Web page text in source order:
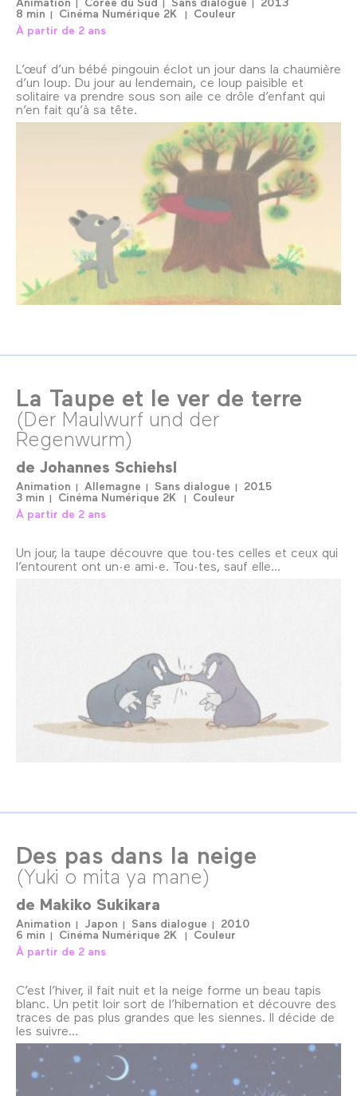
8 min
Cinéma Numérique 2K
Couleur
À partir de 2 ans
L’œuf d’un bébé pingouin éclot un jour dans la chaumière
d’un loup. Du jour au lendemain, ce loup paisible et
solitaire va prendre sous son aile ce drôle d’enfant qui
n’en fait qu’à sa tête.
La Taupe et le ver de terre
(Der Maulwurf und der
Regenwurm)
de Johannes Schiehsl
Animation Allemagne Sans dialogue
2015
3 min
Cinéma Numérique 2K
Couleur
À partir de 2 ans
Un jour, la taupe découvre que tou·tes celles et ceux qui
l’entourent ont un·e ami·e. Tou·tes, sauf elle…
Des pas dans la neige
(Yuki o mita ya mane)
de Makiko Sukikara
Animation Japon Sans dialogue
2010
6 min
Cinéma Numérique 2K
Couleur
À partir de 2 ans
C’est l’hiver, il fait nuit et la neige forme un beau tapis
blanc. Un petit loir sort de l’hibernation et découvre des
traces de pas plus grandes que les siennes. Il décide de
les suivre…